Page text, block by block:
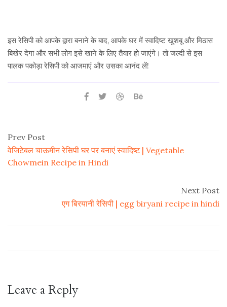
इस रेसिपी को आपके द्वारा बनाने के बाद, आपके घर में स्वादिष्ट खुशबू और मिठास
बिखेर देगा और सभी लोग इसे खाने के लिए तैयार हो जाएंगे। तो जल्दी से इस
पालक पकोड़ा रेसिपी को आजमाएं और उसका आनंद लें!
Prev Post
वेजिटेबल चाऊमीन रेसिपी घर पर बनाएं स्वादिष्ट | Vegetable
Chowmein Recipe in Hindi
Next Post
एग बिरयानी रेसिपी | egg biryani recipe in hindi
Leave a Reply